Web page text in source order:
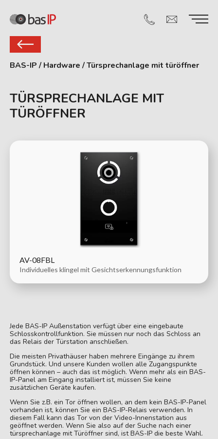
BAS-IP / Hardware /Türsprechanlage mit türöffner
TÜRSPRECHANLAGE MIT
TÜRÖFFNER
AV-08FBL
Individuelles klingel mit Gesichtserkennungsfunktion
Jede BAS-IP Außenstation verfügt über eine eingebaute
Schlosskontrollfunktion. Sie müssen nur noch das Schloss an
das Relais der Türstation anschließen.
Die meisten Privathäuser haben mehrere Eingänge zu ihrem
Grundstück. Und unsere Kunden wollen alle Zugangspunkte
öffnen können – auch das ist möglich. Wenn mehr als ein BAS-
IP-Panel am Eingang installiert ist, müssen Sie keine
zusätzlichen Geräte kaufen.
Wenn Sie z.B. ein Tor öffnen wollen, an dem kein BAS-IP-Panel
vorhanden ist, können Sie ein BAS-IP-Relais verwenden. In
diesem Fall kann das Tor von der Video-Innenstation aus
geöffnet werden. Wenn Sie also auf der Suche nach einer
türsprechanlage mit Türöffner sind, ist BAS-IP die beste Wahl.